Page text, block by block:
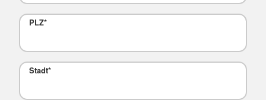
PLZ*
Stadt*